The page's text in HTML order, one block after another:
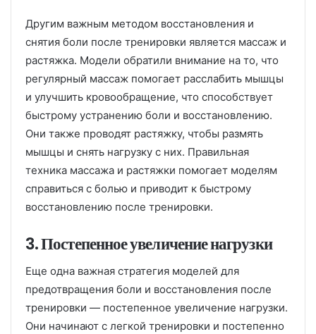
Другим важным методом восстановления и
снятия боли после тренировки является массаж и
растяжка. Модели обратили внимание на то, что
регулярный массаж помогает расслабить мышцы
и улучшить кровообращение, что способствует
быстрому устранению боли и восстановлению.
Они также проводят растяжку, чтобы размять
мышцы и снять нагрузку с них. Правильная
техника массажа и растяжки помогает моделям
справиться с болью и приводит к быстрому
восстановлению после тренировки.
3. Постепенное увеличение нагрузки
Еще одна важная стратегия моделей для
предотвращения боли и восстановления после
тренировки — постепенное увеличение нагрузки.
Они начинают с легкой тренировки и постепенно